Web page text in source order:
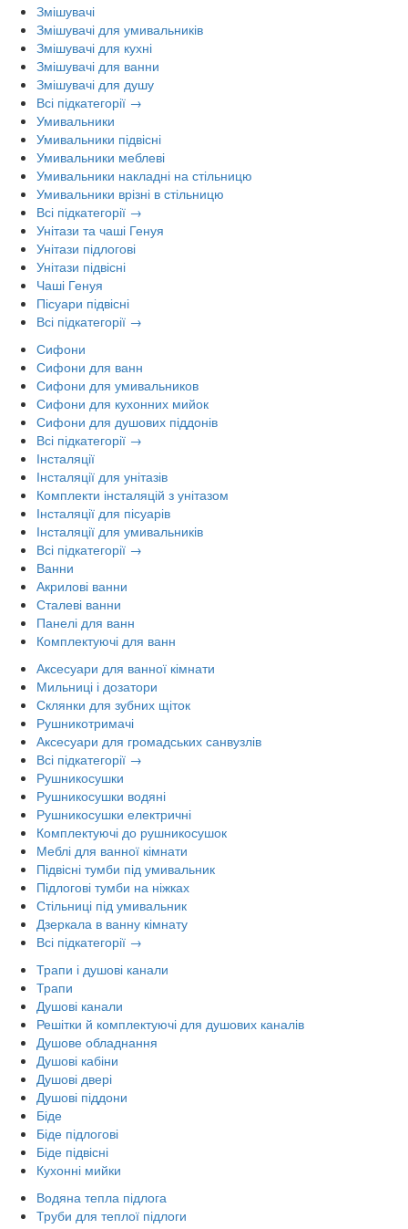
Змішувачі
Змішувачі для умивальників
Змішувачі для кухні
Змішувачі для ванни
Змішувачі для душу
Всі підкатегорії →
Умивальники
Умивальники підвісні
Умивальники меблеві
Умивальники накладні на стільницю
Умивальники врізні в стільницю
Всі підкатегорії →
Унітази та чаші Генуя
Унітази підлогові
Унітази підвісні
Чаші Генуя
Пісуари підвісні
Всі підкатегорії →
Сифони
Сифони для ванн
Сифони для умивальников
Сифони для кухонних мийок
Сифони для душових піддонів
Всі підкатегорії →
Інсталяції
Інсталяції для унітазів
Комплекти інсталяцій з унітазом
Інсталяції для пісуарів
Інсталяції для умивальників
Всі підкатегорії →
Ванни
Акрилові ванни
Сталеві ванни
Панелі для ванн
Комплектуючі для ванн
Аксесуари для ванної кімнати
Мильниці і дозатори
Склянки для зубних щіток
Рушникотримачі
Аксесуари для громадських санвузлів
Всі підкатегорії →
Рушникосушки
Рушникосушки водяні
Рушникосушки електричні
Комплектуючі до рушникосушок
Меблі для ванної кімнати
Підвісні тумби під умивальник
Підлогові тумби на ніжках
Стільниці під умивальник
Дзеркала в ванну кімнату
Всі підкатегорії →
Трапи і душові канали
Трапи
Душові канали
Решітки й комплектуючі для душових каналів
Душове обладнання
Душові кабіни
Душові двері
Душові піддони
Біде
Біде підлогові
Біде підвісні
Кухонні мийки
Водяна тепла підлога
Труби для теплої підлоги